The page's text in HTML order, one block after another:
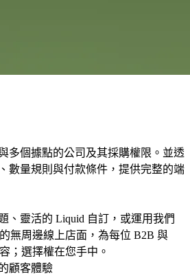
多個據點的公司及其採購權限。並透
數量規則與付款條件，提供完整的端
、靈活的 Liquid 自訂，或運用我們
無周邊線上店面，為每位 B2B 與
；選擇權在您手中。
顧客體驗